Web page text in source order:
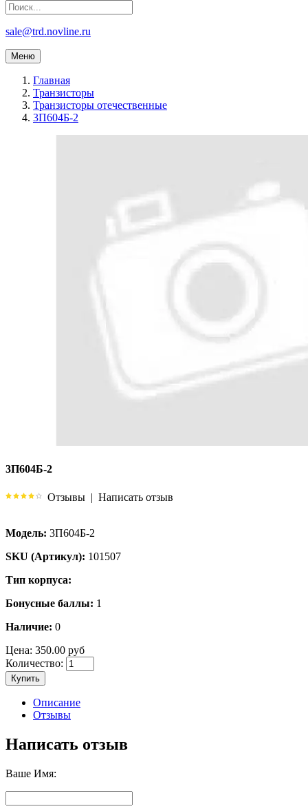
sale@trd.novline.ru
Меню
Главная
Транзисторы
Транзисторы отечественные
3П604Б-2
3П604Б-2
Отзывы | Написать отзыв
Модель: 3П604Б-2
SKU (Артикул): 101507
Тип корпуса:
Бонусные баллы: 1
Наличие: 0
Цена: 350.00 руб
Количество:
Купить
Описание
Отзывы
Написать отзыв
Ваше Имя: